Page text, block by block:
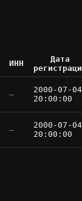
ИНН
Дата
—
2000-07-04
20:00:00
—
2000-07-04
20:00:00